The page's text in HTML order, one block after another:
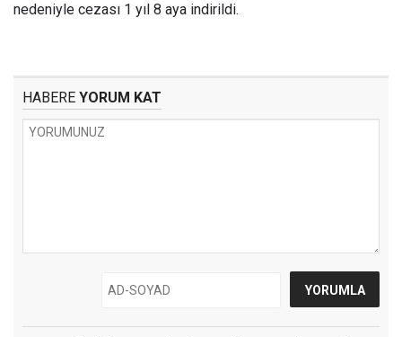
nedeniyle cezası 1 yıl 8 aya indirildi.
HABERE YORUM KAT